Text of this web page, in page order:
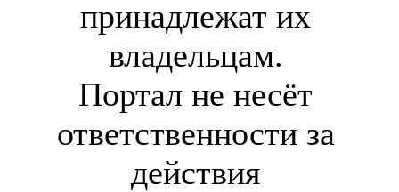
принадлежат их
владельцам.
Портал не несёт
ответственности за
действия